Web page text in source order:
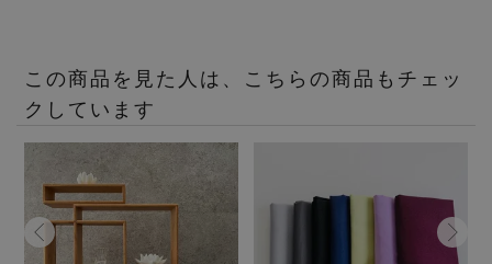
この商品を見た人は、こちらの商品もチェッ
クしています